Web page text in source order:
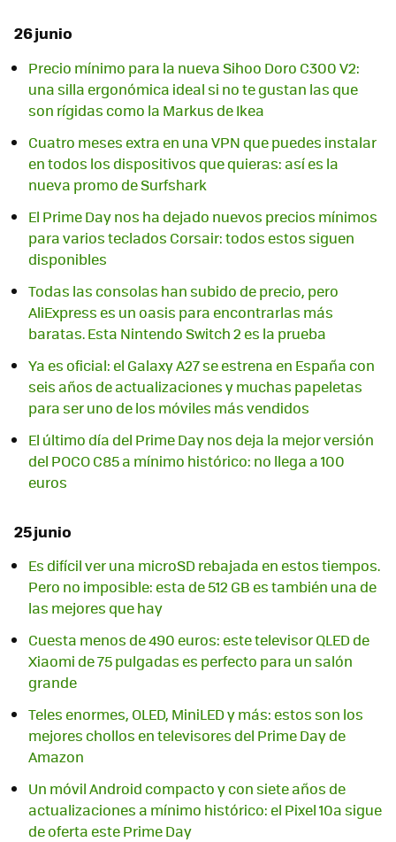
26 junio
Precio mínimo para la nueva Sihoo Doro C300 V2:
una silla ergonómica ideal si no te gustan las que
son rígidas como la Markus de Ikea
Cuatro meses extra en una VPN que puedes instalar
en todos los dispositivos que quieras: así es la
nueva promo de Surfshark
El Prime Day nos ha dejado nuevos precios mínimos
para varios teclados Corsair: todos estos siguen
disponibles
Todas las consolas han subido de precio, pero
AliExpress es un oasis para encontrarlas más
baratas. Esta Nintendo Switch 2 es la prueba
Ya es oficial: el Galaxy A27 se estrena en España con
seis años de actualizaciones y muchas papeletas
para ser uno de los móviles más vendidos
El último día del Prime Day nos deja la mejor versión
del POCO C85 a mínimo histórico: no llega a 100
euros
25 junio
Es difícil ver una microSD rebajada en estos tiempos.
Pero no imposible: esta de 512 GB es también una de
las mejores que hay
Cuesta menos de 490 euros: este televisor QLED de
Xiaomi de 75 pulgadas es perfecto para un salón
grande
Teles enormes, OLED, MiniLED y más: estos son los
mejores chollos en televisores del Prime Day de
Amazon
Un móvil Android compacto y con siete años de
actualizaciones a mínimo histórico: el Pixel 10a sigue
de oferta este Prime Day